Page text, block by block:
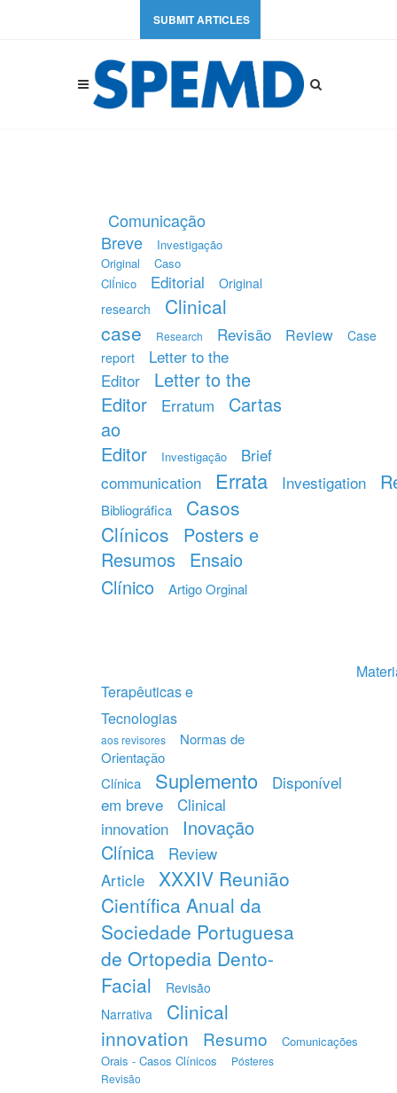
SUBMIT ARTICLES
Comunicação
Breve
Investigação
Original
Caso
ClÍnico
Editorial
Original
research
Clinical
case
Research Revisão Review
Case
report
Letter to the
Editor
Letter to the
Editor
Erratum
Cartas
ao
Editor
Investigação
Brief
communication
Errata Investigation
Bibliográfica
Casos
Clínicos
Posters e
Resumos Ensaio
Clínico
Artigo Orginal
Terapêuticas e
Tecnologias
aos revisores
Normas de
Orientação
Clínica
Suplemento
Disponível
em breve
Clinical
innovation
Inovação
Clínica
Review
Article
XXXIV Reunião
Científica Anual da
Sociedade Portuguesa
de Ortopedia Dento-
Facial
Revisão
Narrativa
Clinical
innovation
Resumo
Comunicações
Orais - Casos Clínicos
Pósteres
Revisão